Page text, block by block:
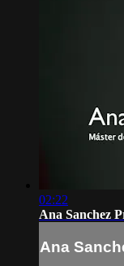
02:22
Ana Sanchez
Ana